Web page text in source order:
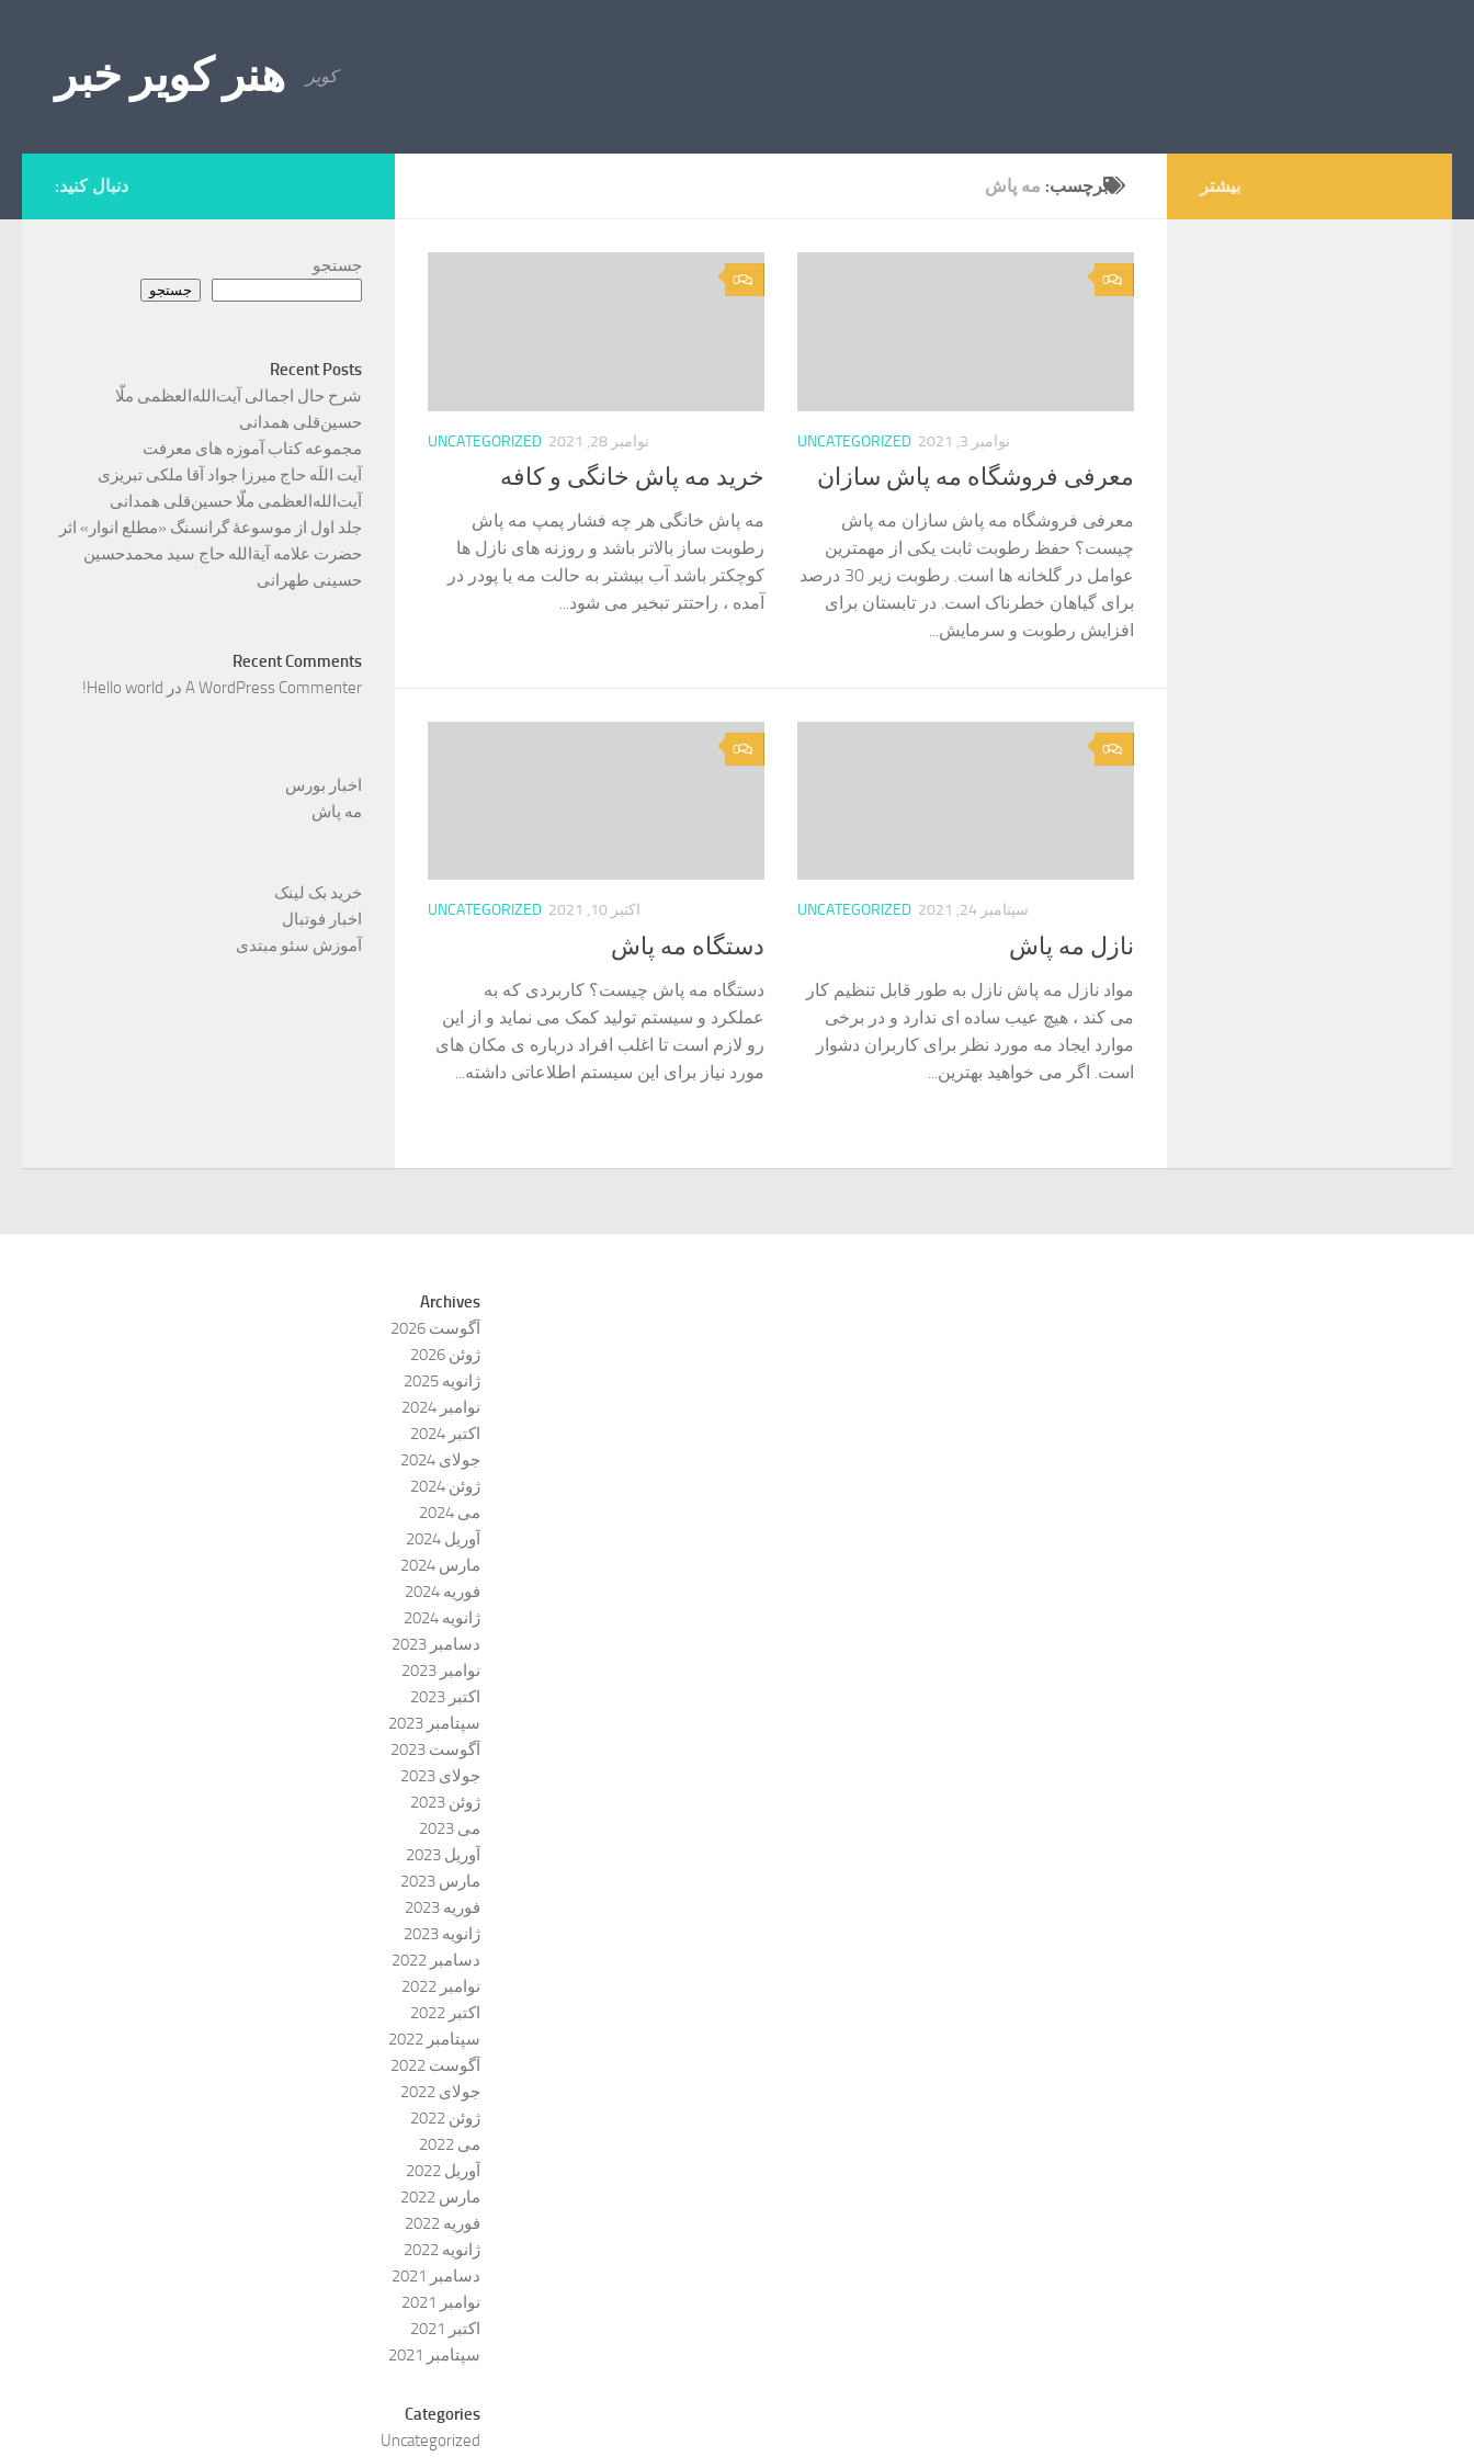
هنر کویر خبر کویر
برچسب: مه پاش
0
UNCATEGORIZED نوامبر 28, 2021
خرید مه پاش خانگی و کافه
مه پاش خانگی هر چه فشار پمپ مه پاش
رطوبت ساز بالاتر باشد و روزنه های نازل ها
کوچکتر باشد آب بیشتر به حالت مه یا پودر در
آمده ، راحتتر تبخیر می شود...
0
UNCATEGORIZED نوامبر 3, 2021
معرفی فروشگاه مه پاش سازان
معرفی فروشگاه مه پاش سازان مه پاش
چیست؟ حفظ رطوبت ثابت یکی از مهمترین
عوامل در گلخانه ها است. رطوبت زیر 30 درصد
برای گیاهان خطرناک است. در تابستان برای
افزایش رطوبت و سرمایش...
0
UNCATEGORIZED اکتبر 10, 2021
دستگاه مه پاش
دستگاه مه پاش چیست؟ کاربردی که به
عملکرد و سیستم تولید کمک می نماید و از این
رو لازم است تا اغلب افراد درباره ی مکان های
مورد نیاز برای این سیستم اطلاعاتی داشته...
0
UNCATEGORIZED سپتامبر 24, 2021
نازل مه پاش
مواد نازل مه پاش نازل به طور قابل تنظیم کار
می کند ، هیچ عیب ساده ای ندارد و در برخی
موارد ایجاد مه مورد نظر برای کاربران دشوار
است. اگر می خواهید بهترین...
دنبال کنید:
جستجو
جستجو
Recent Posts
شرح حال اجمالی آیت‌الله‌العظمی ملّا
حسین‌قلی همدانی
مجموعه کتاب آموزه های معرفت
آیت اللَه حاج میرزا جواد آقا ملکی تبریزی
آیت‌الله‌العظمی ملّا حسین‌قلی همدانی
جلد اول از موسوعۀ گرانسنگ «مطلع انوار» اثر
حضرت علامه آیة‌الله حاج سید محمدحسین
حسینی طهرانی
Recent Comments
A WordPress Commenter در Hello world!
اخبار بورس
مه پاش
خرید بک لینک
اخبار فوتبال
آموزش سئو مبتدی
بیشتر
Archives
آگوست 2026
ژوئن 2026
ژانویه 2025
نوامبر 2024
اکتبر 2024
جولای 2024
ژوئن 2024
می 2024
آوریل 2024
مارس 2024
فوریه 2024
ژانویه 2024
دسامبر 2023
نوامبر 2023
اکتبر 2023
سپتامبر 2023
آگوست 2023
جولای 2023
ژوئن 2023
می 2023
آوریل 2023
مارس 2023
فوریه 2023
ژانویه 2023
دسامبر 2022
نوامبر 2022
اکتبر 2022
سپتامبر 2022
آگوست 2022
جولای 2022
ژوئن 2022
می 2022
آوریل 2022
مارس 2022
فوریه 2022
ژانویه 2022
دسامبر 2021
نوامبر 2021
اکتبر 2021
سپتامبر 2021
Categories
Uncategorized